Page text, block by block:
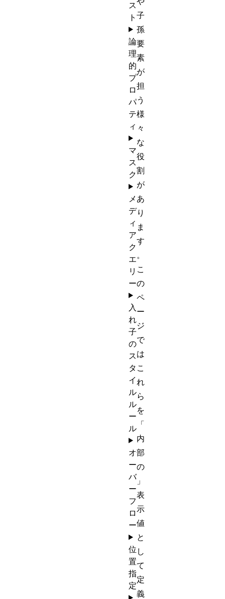
子
孫
要
素
が
担
う
様
々
な
役
割
が
あ
り
ま
す
。
こ
の
ペ
ー
ジ
で
は
こ
れ
ら
を
「
内
部
の
」
表
示
値
と
し
て
定
義
ス
ト
論
理
的
プ
ロ
パ
テ
ィ
マ
ス
ク
メ
デ
ィ
ア
ク
エ
リ
ー
入
れ
子
の
ス
タ
イ
ル
ル
ー
ル
オ
ー
バ
ー
フ
ロ
ー
位
置
指
定